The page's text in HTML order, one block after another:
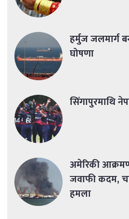
हर्मुज जलमार्ग
घोषणा
सिंगापुरमाथि
अमेरिकी
जवाफी कदम,
हमला